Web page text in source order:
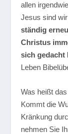
allen
Jesus sind wir
ständig
Christus
sich gedacht
Leben
Was heißt
Kommt die
Kränkung
nehmen Sie